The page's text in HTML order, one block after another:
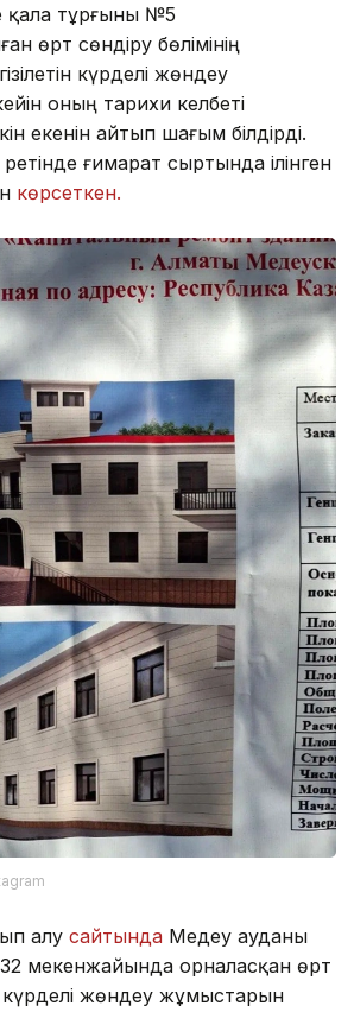
қала тұрғыны №5
өрт сөндіру бөлімінің
күрделі жөндеу
оның тарихи келбеті
екенін айтып шағым білдірді.
ретінде ғимарат сыртында ілінген
көрсеткен.
алу сайтында Медеу ауданы
мекенжайында орналасқан өрт
күрделі жөндеу жұмыстарын